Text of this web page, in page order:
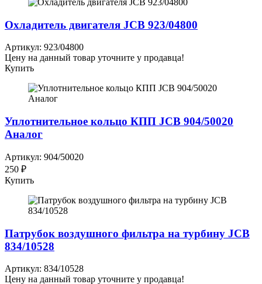
Охладитель двигателя JCB 923/04800
Артикул: 923/04800
Цену на данный товар уточните у продавца!
Купить
Уплотнительное кольцо КПП JCB 904/50020
Аналог
Артикул: 904/50020
250 ₽
Купить
Патрубок воздушного фильтра на турбину JCB
834/10528
Артикул: 834/10528
Цену на данный товар уточните у продавца!